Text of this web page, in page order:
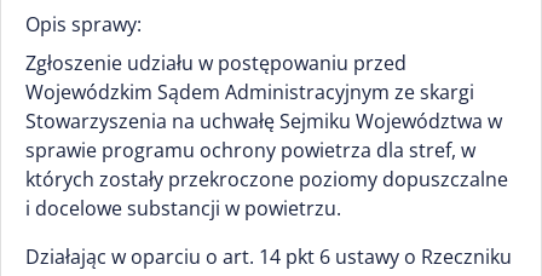
Opis sprawy:
Zgłoszenie udziału w postępowaniu przed
Wojewódzkim Sądem Administracyjnym ze skargi
Stowarzyszenia na uchwałę Sejmiku Województwa w
sprawie programu ochrony powietrza dla stref, w
których zostały przekroczone poziomy dopuszczalne
i docelowe substancji w powietrzu.
Działając w oparciu o art. 14 pkt 6 ustawy o Rzeczniku